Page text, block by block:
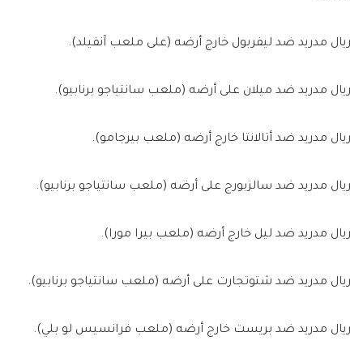
ريال مدريد ضد ليفربول خارج أرضه (على ملعب آنفيلد).
ريال مدريد ضد ميلان على أرضه (ملعب سانتياجو برنابيو).
ريال مدريد ضد أتالانتا خارج أرضه (ملعب بيرجامو).
ريال مدريد ضد سالزبورج على أرضه (ملعب سانتياجو برنابيو).
ريال مدريد ضد ليل خارج أرضه (ملعب بيرا مورا).
ريال مدريد ضد شتوتجارت على أرضه (ملعب سانتياجو برنابيو).
ريال مدريد ضد بريست خارج أرضه (ملعب فرانسيس لو بلي).